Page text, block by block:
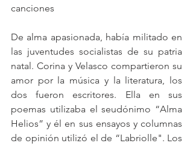
canciones
De alma apasionada, había militado en
las juventudes socialistas de su patria
natal. Corina y Velasco compartieron su
amor por la música y la literatura, los
dos fueron escritores. Ella en sus
poemas utilizaba el seudónimo “Alma
Helios” y él en sus ensayos y columnas
de opinión utilizó el de “Labriolle". Los